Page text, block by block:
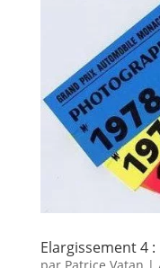
Elargissement 4
par Patrice Vatan |